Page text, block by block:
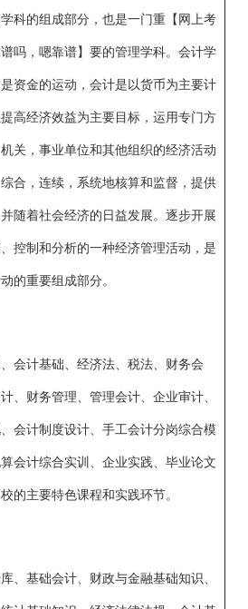
科的组成部分，也是一门重【网上考
吗，嗯靠谱】要的管理学科。会计学
资金的运动，会计是以货币为主要计
高经济效益为主要目标，运用专门方
关，事业单位和其他组织的经济活动
合，连续，系统地核算和监督，提供
随着社会经济的日益发展。逐步开展
控制和分析的一种经济管理活动，是
的重要组成部分。
会计基础、经济法、税法、财务会
、财务管理、管理会计、企业审计、
会计制度设计、手工会计分岗综合模
会计综合实训、企业实践、毕业论文
的主要特色课程和实践环节。
、基础会计、财政与金融基础知识、